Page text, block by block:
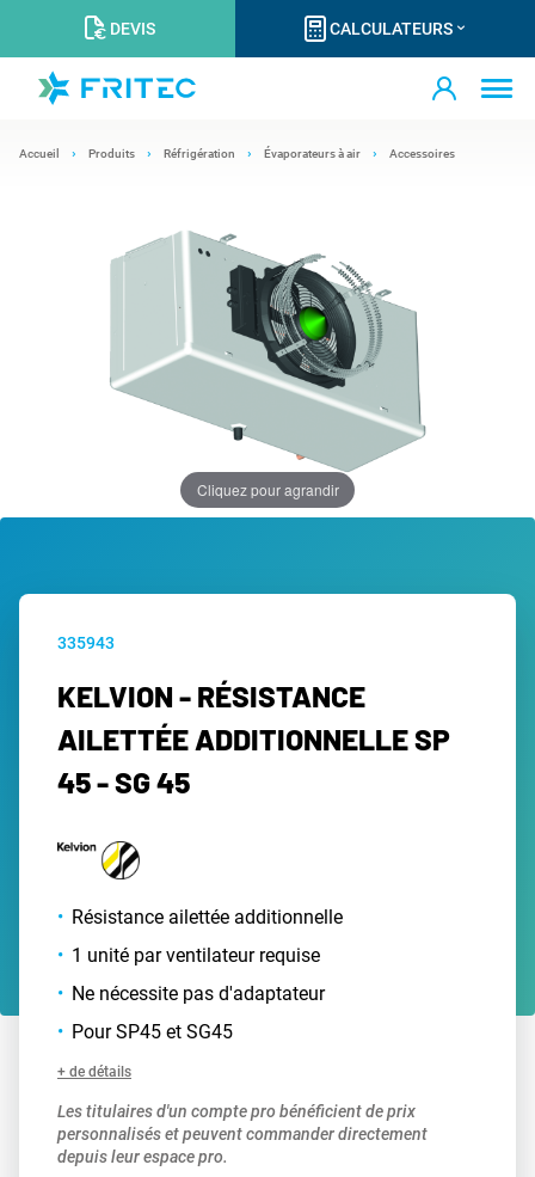
DEVIS CALCULATEURS
Accueil Produits Réfrigération Évaporateurs à air Accessoires
Cliquez pour agrandir
335943
KELVION - RÉSISTANCE
AILETTÉE ADDITIONNELLE SP
45 - SG 45
Résistance ailettée additionnelle
1 unité par ventilateur requise
Ne nécessite pas d'adaptateur
Pour SP45 et SG45
+ de détails
Les titulaires d'un compte pro bénéficient de prix
personnalisés et peuvent commander directement
depuis leur espace pro.